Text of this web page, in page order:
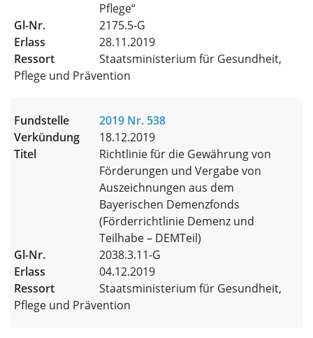
Pflege“
2175.5-G
28.11.2019
Staatsministerium für Gesundheit,
Pflege und Prävention
2019 Nr. 538
18.12.2019
Richtlinie für die Gewährung von
Förderungen und Vergabe von
Auszeichnungen aus dem
Bayerischen Demenzfonds
(Förderrichtlinie Demenz und
Teilhabe – DEMTeil)
2038.3.11-G
04.12.2019
Staatsministerium für Gesundheit,
Pflege und Prävention